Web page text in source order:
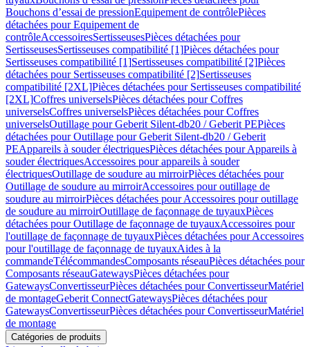
Bouchons d’essai de pressionEquipement de contrôlePièces
détachées pour Equipement de
contrôleAccessoiresSertisseusesPièces détachées pour
SertisseusesSertisseuses compatibilité [1]Pièces détachées pour
Sertisseuses compatibilité [1]Sertisseuses compatibilité [2]Pièces
détachées pour Sertisseuses compatibilité [2]Sertisseuses
compatibilité [2XL]Pièces détachées pour Sertisseuses compatibilité
[2XL]Coffres universelsPièces détachées pour Coffres
universelsCoffres universelsPièces détachées pour Coffres
universelsOutillage pour Geberit Silent-db20 / Geberit PEPièces
détachées pour Outillage pour Geberit Silent-db20 / Geberit
PEAppareils à souder électriquesPièces détachées pour Appareils à
souder électriquesAccessoires pour appareils à souder
électriquesOutillage de soudure au mirroirPièces détachées pour
Outillage de soudure au mirroirAccessoires pour outillage de
soudure au mirroirPièces détachées pour Accessoires pour outillage
de soudure au mirroirOutillage de façonnage de tuyauxPièces
détachées pour Outillage de façonnage de tuyauxAccessoires pour
l'outillage de façonnage de tuyauxPièces détachées pour Accessoires
pour l'outillage de façonnage de tuyauxAides à la
commandeTélécommandesComposants réseauPièces détachées pour
Composants réseauGatewaysPièces détachées pour
GatewaysConvertisseurPièces détachées pour ConvertisseurMatériel
de montageGeberit ConnectGatewaysPièces détachées pour
GatewaysConvertisseurPièces détachées pour ConvertisseurMatériel
de montage
Catégories de produits